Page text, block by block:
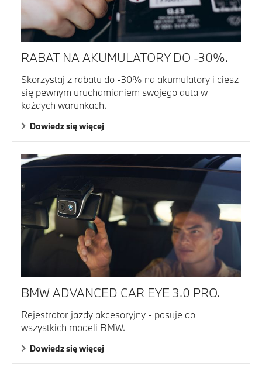
RABAT NA AKUMULATORY DO -30%.
Skorzystaj z rabatu do -30% na akumulatory i ciesz
się pewnym uruchamianiem swojego auta w
każdych warunkach.
Dowiedz się więcej
BMW ADVANCED CAR EYE 3.0 PRO.
Rejestrator jazdy akcesoryjny - pasuje do
wszystkich modeli BMW.
Dowiedz się więcej